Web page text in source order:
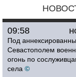
09:58
Под
Севастополем
огонь по
села ©